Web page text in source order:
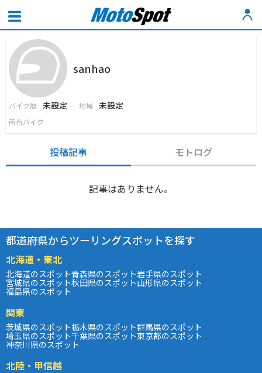
sanhao
バイク歴 未設定 地域 未設定
所有バイク
投稿記事 モトログ
記事はありません。
都道府県からツーリングスポットを探す
北海道・東北
北海道のスポット青森県のスポット岩手県のスポット
宮城県のスポット秋田県のスポット山形県のスポット
福島県のスポット
関東
茨城県のスポット栃木県のスポット群馬県のスポット
埼玉県のスポット千葉県のスポット東京都のスポット
神奈川県のスポット
北陸・甲信越